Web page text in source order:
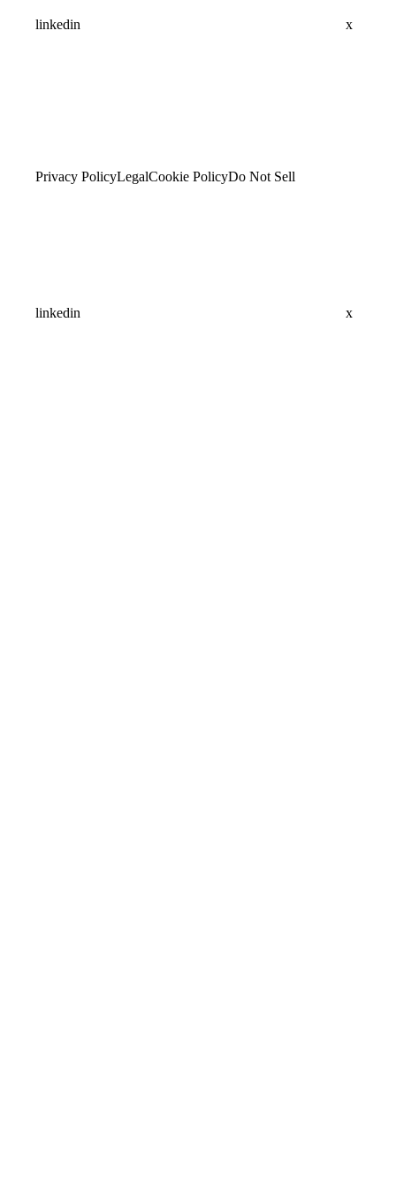
linkedin x
Privacy PolicyLegalCookie PolicyDo Not Sell
linkedin x